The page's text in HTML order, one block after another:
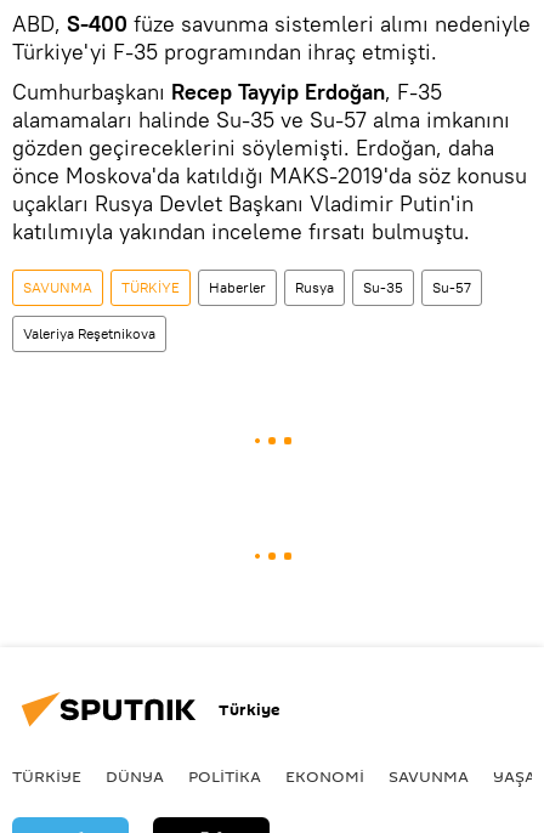
ABD, S-400 füze savunma sistemleri alımı nedeniyle
Türkiye'yi F-35 programından ihraç etmişti.
Cumhurbaşkanı Recep Tayyip Erdoğan, F-35
alamamaları halinde Su-35 ve Su-57 alma imkanını
gözden geçireceklerini söylemişti. Erdoğan, daha
önce Moskova'da katıldığı MAKS-2019'da söz konusu
uçakları Rusya Devlet Başkanı Vladimir Putin'in
katılımıyla yakından inceleme fırsatı bulmuştu.
SAVUNMA TÜRKİYE Haberler Rusya Su-35 Su-57
Valeriya Reşetnikova
Türkiye
TÜRKIYE DÜNYA POLİTİKA EKONOMİ SAVUNMA